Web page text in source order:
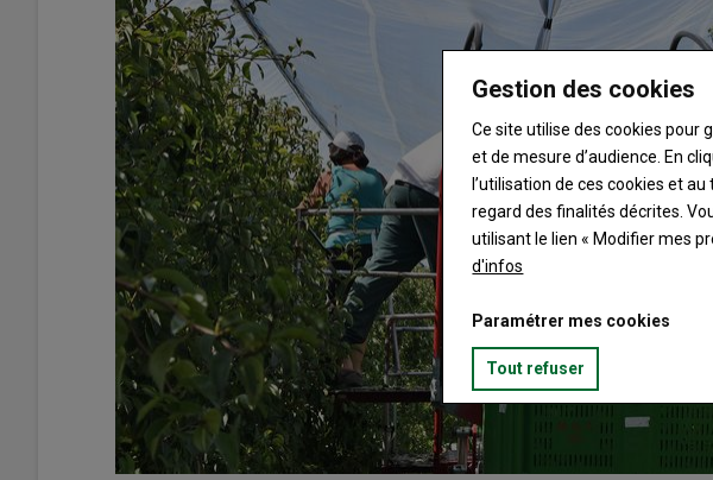
Gestion des cookies
Ce site utilise des cookies pour
et de mesure d’audience. En
l’utilisation de ces cookies et
regard des finalités décrites.
utilisant le lien « Modifier mes
d'infos
Paramétrer mes cookies
Tout refuser